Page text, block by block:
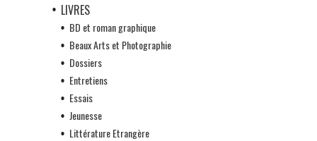
LIVRES
BD et roman graphique
Beaux Arts et Photographie
Dossiers
Entretiens
Essais
Jeunesse
Littérature Etrangère